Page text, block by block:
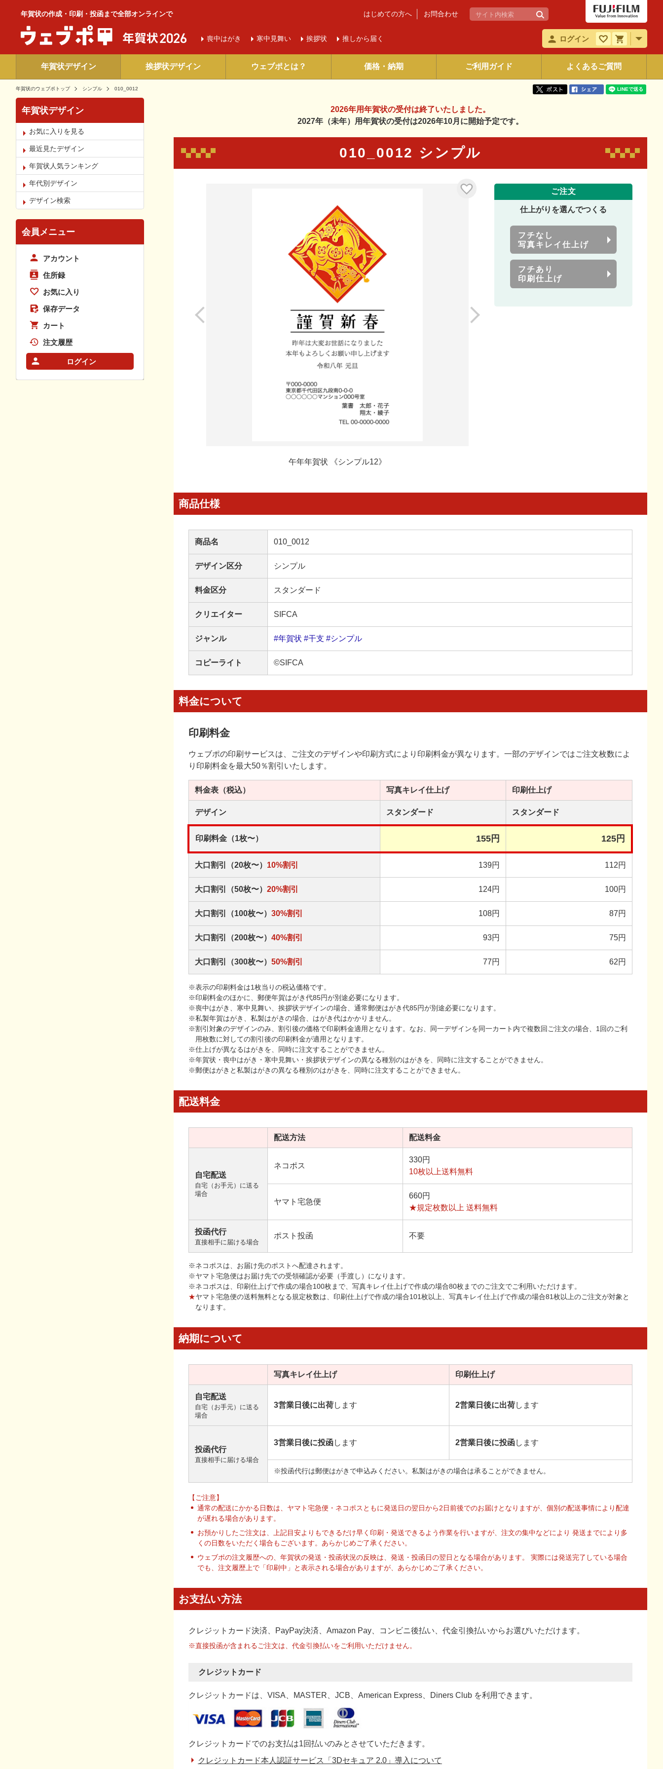
年賀状の作成・印刷・投函まで全部オンラインで
喪中はがき 寒中 見舞い 挨拶状 推しから届く
はじめての方へ お問合わせ
ログイン
年賀状デザイン 挨拶状デザイン ウェブポとは？ 価格・納期 ご利用ガイド よくあるご質問
年賀状のウェブポトップ シンプル 010_0012
2026年用年賀状の受付は終了いたしました。
2027年（未年）用年賀状の受付は2026年10月に開始予定です。
010_0012 シンプル
午年年賀状 《シンプル12》
ご注文
仕上がりを選んでつくる
フチなし
写真キレイ仕上げ
フチあり
印刷仕上げ
商品仕様
商品名 010_0012
デザイン区分 シンプル
料金区分 スタンダード
クリエイター SIFCA
ジャンル #年賀状 #干支 #シンプル
コピーライト ©SIFCA
料金について
印刷料金
ウェブポの印刷サービスは、ご注文のデザインや印刷方式により印刷料金が異なります。一部のデザインではご注文枚数によ
り印刷料金を最大50％割引いたします。
料金表 （税込） 写真キレイ仕上げ 印刷仕上げ
デザイン スタンダード スタンダード
印刷料金（1枚〜） 155円 125円
大口割引（20枚〜） 10%割引 139円 112円
大口割引（50枚〜） 20%割引 124円 100円
大口割引（100枚〜） 30%割引 108円 87円
大口割引（200枚〜） 40%割引 93円 75円
大口割引（300枚〜） 50%割引 77円 62円
※表示の印刷料金は1枚当りの税込価格です。
※印刷料金のほかに、郵便年賀はがき代85円が別途必要になります。
※喪中はがき、寒中見舞い、挨拶状デザインの場合、通常郵便はがき代85円が別途必要になります。
※私製年賀はがき、私製はがきの場合、はがき代はかかりません。
※割引対象のデザインのみ、割引後の価格で印刷料金適用となります。なお、同一デザインを同一カート内で複数回ご注文の場合、1回のご利
用枚数に対しての割引後の印刷料金が適用となります。
※仕上げが異なるはがきを、同時に注文することができません。
※年賀状・喪中はがき・寒中見舞い・挨拶状デザインの異なる種別のはがきを、同時に注文することができません。
※郵便はがきと私製はがきの異なる種別のはがきを、同時に注文することができません。
配送料金
配送方法 配送料金
自宅配送
自宅（お手元）に送る
場合
ネコポス
330円
10枚以上送料無料
ヤマト宅急便
660円
★規定枚数以上 送料無料
投函代行
直接相手に届ける場合
ポスト投函 不要
※ネコポスは、お届け先のポストへ配達されます。
※ヤマト宅急便はお届け先での受領確認が必要（手渡し）になります。
※ネコポスは、印刷仕上げで作成の場合100枚まで、写真キレイ仕上げで作成の場合80枚までのご注文でご利用いただけます。
★ヤマト宅急便の送料無料となる規定枚数は、印刷仕上げで作成の場合101枚以上、写真キレイ仕上げで作成の場合81枚以上のご注文が対象と
なります。
納期について
写真キレイ仕上げ 印刷仕上げ
自宅配送
自宅（お手元）に送る
場合
3営業日後に出荷します 2営業日後に出荷します
投函代行
直接相手に届ける場合
3営業日後に投函します 2営業日後に投函します
※投函代行は郵便はがきで申込みください。私製はがきの場合は承ることができません。
【ご注意】
通常の配送にかかる日数は、ヤマト宅急便・ネコポスともに発送日の翌日から2日前後でのお届けとなりますが、個別の配送事情により配達
が遅れる場合があります。
お預かりしたご注文は、上記目安よりもできるだけ早く印刷・発送できるよう作業を行いますが、注文の集中などにより 発送までにより多
くの日数をいただく場合もございます。あらかじめご了承ください。
ウェブポの注文履歴への、年賀状の発送・投函状況の反映は、発送・投函日の翌日となる場合があります。 実際には発送完了している場合
でも、注文履歴上で「印刷中」と表示される場合がありますが、あらかじめご了承ください。
お支払い方法
クレジットカード決済、PayPay決済 、Amazon Pay、コンビニ後払い、代金引換払いからお選びいただけます。
※直接投函が含まれるご注文は、代金引換払いをご利用いただけません。
クレジットカード
クレジットカードは、VISA、MASTER、JCB、American Express、Diners Club を利用できます。
クレジットカードでのお支払は1回払いのみとさせていただきます。
クレジットカード本人認証サービス「3Dセキュア 2.0」導入について
年賀状デザイン
お気に入りを見る
最近見たデザイン
年賀状人気ランキング
年代別デザイン
デザイン検索
会員メニュー
アカウント
住所録
お気に入り
保存データ
カート
注文履歴
ログイン